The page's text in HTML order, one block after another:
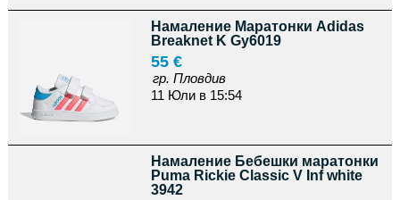
Намаление Маратонки Adidas
Breaknet K Gy6019
55 €
гр. Пловдив
11 Юли в 15:54
Намаление Бебешки маратонки
Puma Rickie Classic V Inf white
3942